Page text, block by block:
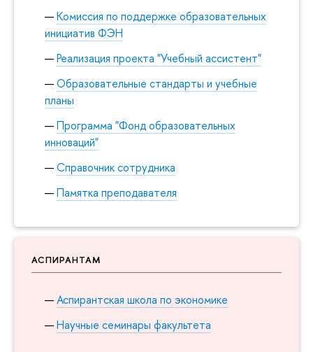
Комиссия по поддержке образовательных
инициатив ФЭН
Реализация проекта "Учебный ассистент"
Образовательные стандарты и учебные
планы
Программа "Фонд образовательных
инноваций"
Справочник сотрудника
Памятка преподавателя
АСПИРАНТАМ
Аспирантская школа по экономике
Научные семинары факультета